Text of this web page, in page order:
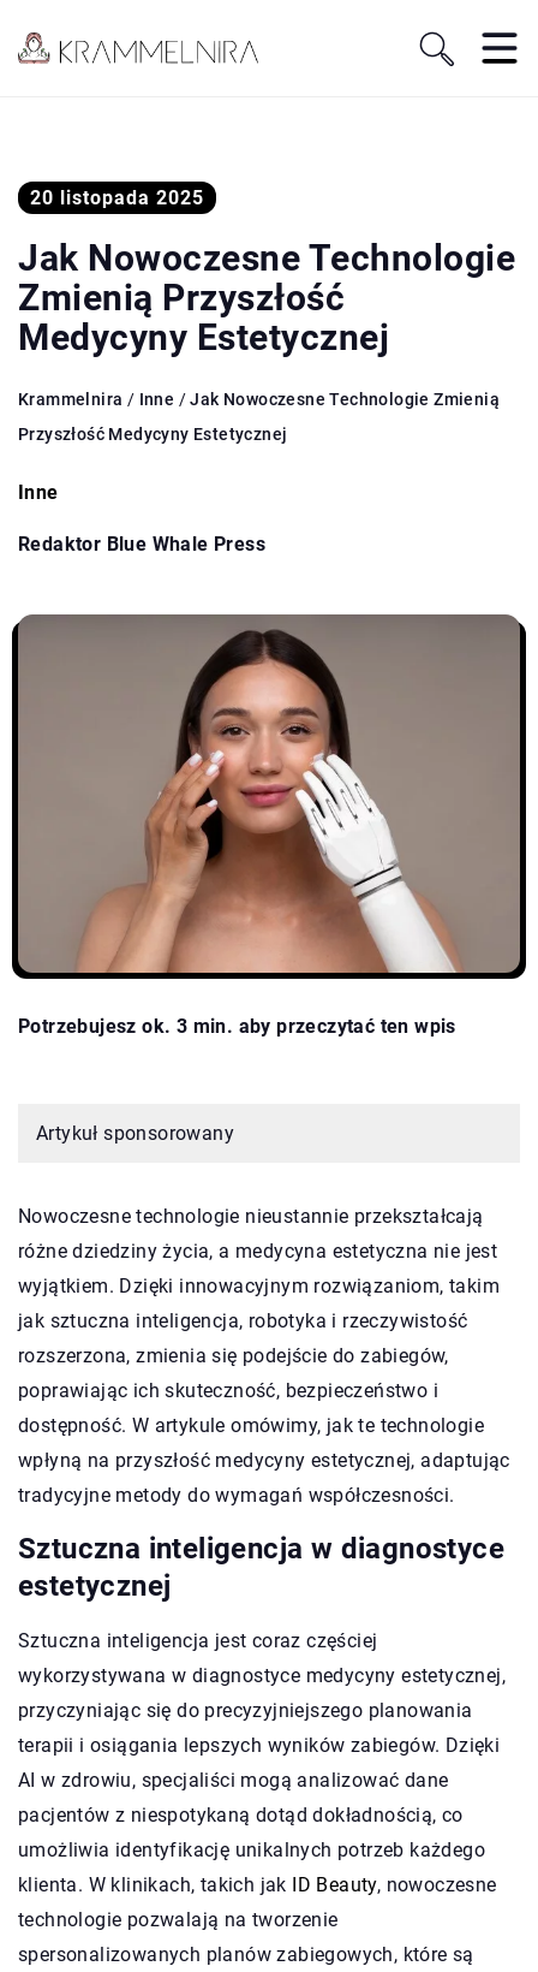
20 listopada 2025
Jak Nowoczesne Technologie
Zmienią Przyszłość
Medycyny Estetycznej
Krammelnira / Inne /Jak Nowoczesne Technologie Zmienią
Przyszłość Medycyny Estetycznej
Inne
Redaktor Blue Whale Press
Potrzebujesz ok. 3 min. aby przeczytać ten wpis
Artykuł sponsorowany
Nowoczesne technologie nieustannie przekształcają
różne dziedziny życia, a medycyna estetyczna nie jest
wyjątkiem. Dzięki innowacyjnym rozwiązaniom, takim
jak sztuczna inteligencja, robotyka i rzeczywistość
rozszerzona, zmienia się podejście do zabiegów,
poprawiając ich skuteczność, bezpieczeństwo i
dostępność. W artykule omówimy, jak te technologie
wpłyną na przyszłość medycyny estetycznej, adaptując
tradycyjne metody do wymagań współczesności.
Sztuczna inteligencja w diagnostyce
estetycznej
Sztuczna inteligencja jest coraz częściej
wykorzystywana w diagnostyce medycyny estetycznej,
przyczyniając się do precyzyjniejszego planowania
terapii i osiągania lepszych wyników zabiegów. Dzięki
AI w zdrowiu, specjaliści mogą analizować dane
pacjentów z niespotykaną dotąd dokładnością, co
umożliwia identyfikację unikalnych potrzeb każdego
klienta. W klinikach, takich jak
ID Beauty, nowoczesne
technologie pozwalają na tworzenie
spersonalizowanych planów zabiegowych, które są